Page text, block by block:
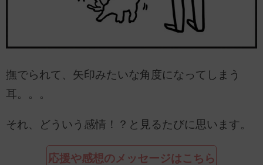
撫でられて、矢印みたいな角度になってしまう
耳。。。
それ、どういう感情！？と見るたびに思います。
応援や感想のメッセージはこちら